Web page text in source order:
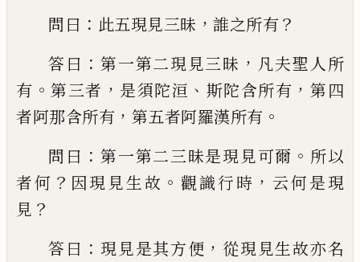
問曰 ： 此五現見三昧 ， 誰之所有？
答曰 ：第一第二現見三昧 ， 凡夫聖人所
有 。第三者 ， 是須陀洹 、 斯陀含所有 ，第四
者阿那含所有 ， 第五者阿羅漢所有 。
問曰 ：第一第二三昧是現見可爾 。 所以
者何 ？ 因現見生故 。觀識行時 ， 云何是現
見 ？
答曰 ： 現見是其方便 ， 從現見生故亦名